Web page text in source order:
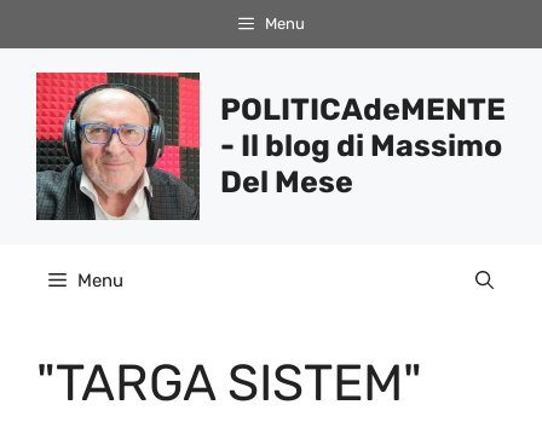
al
contenuto
Menu
POLITICAdeMENTE
- Il blog di Massimo
Del Mese
Menu
"TARGA SISTEM"